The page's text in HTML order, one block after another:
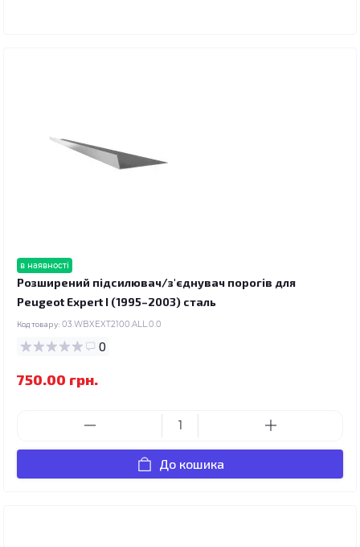
в наявності
Розширений підсилювач/з'єднувач порогів для
Peugeot Expert I (1995–2003) сталь
Код товару: 03.WBXEXT2100.ALL.0.0
0
750.00 грн.
До кошика